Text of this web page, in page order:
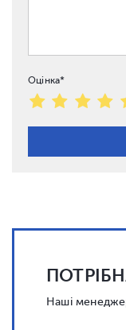
Оцінка*
Наші